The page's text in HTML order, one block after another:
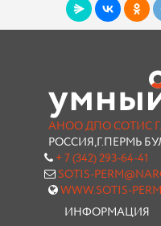
АНОО ДПО СОТИС
РОССИЯ,Г.ПЕРМЬ
+ 7 (342) 293-64-41
SOTIS-
WWW.SOTIS-
ИНФОРМАЦИЯ